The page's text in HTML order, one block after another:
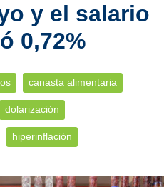
y el salario
0,72%
canasta alimentaria
dolarización
hiperinflación